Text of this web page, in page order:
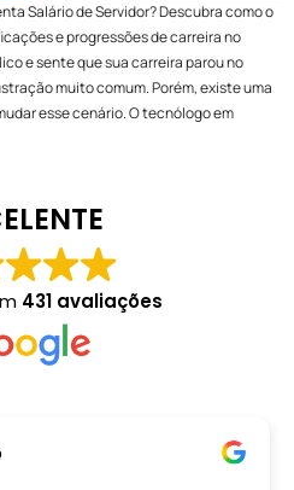
Salário de Servidor? Descubra como o
e progressões de carreira no
e sente que sua carreira parou no
muito comum. Porém, existe uma
esse cenário. O tecnólogo em
431 avaliações